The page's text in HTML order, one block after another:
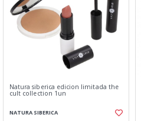
Natura siberica edicion limitada the
cult collection 1un
NATURA SIBERICA